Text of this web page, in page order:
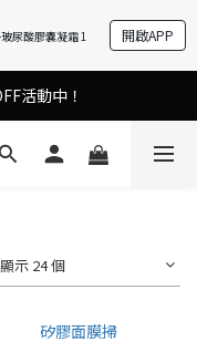
尿酸膠囊凝霜 1
開啟APP
果UP！
果UP！
活動中！
透肌✨
示 24 個